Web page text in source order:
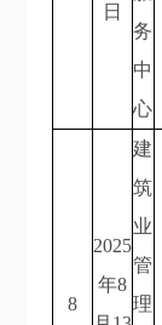
日
务
中
心
8
2025
年8
建
筑
业
管
理